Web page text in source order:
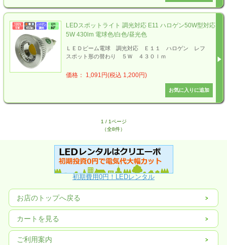
LEDスポットライト 調光対応 E11 ハロゲン50W型対応
5W 430lm 電球色/白色/昼光色
ＬＥＤビーム電球 調光対応 Ｅ１１ ハロゲン レフ
スポット形の替わり ５Ｗ ４３０ｌｍ
価格： 1,091円(税込 1,200円)
1 / 1ページ
（全8件）
初期費用0円！LEDレンタル
お店のトップへ戻る
カートを見る
ご利用案内